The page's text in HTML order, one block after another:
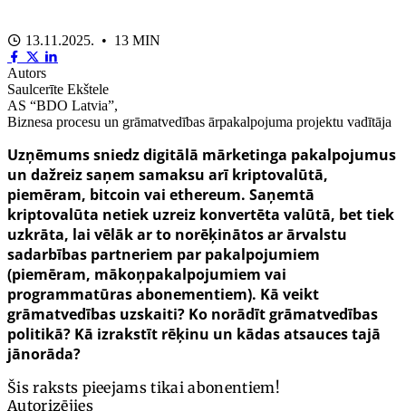
13.11.2025. • 13 MIN
Autors
Saulcerīte Ekštele
AS “BDO Latvia”,
Biznesa procesu un grāmatvedības ārpakalpojuma projektu vadītāja
Uzņēmums sniedz digitālā mārketinga pakalpojumus
un dažreiz saņem samaksu arī kriptovalūtā,
piemēram, bitcoin vai ethereum. Saņemtā
kriptovalūta netiek uzreiz konvertēta valūtā, bet tiek
uzkrāta, lai vēlāk ar to norēķinātos ar ārvalstu
sadarbības partneriem par pakalpojumiem
(piemēram, mākoņpakalpojumiem vai
programmatūras abonementiem). Kā veikt
grāmatvedības uzskaiti? Ko norādīt grāmatvedības
politikā? Kā izrakstīt rēķinu un kādas atsauces tajā
jānorāda?
Šis raksts pieejams tikai abonentiem!
Autorizējies